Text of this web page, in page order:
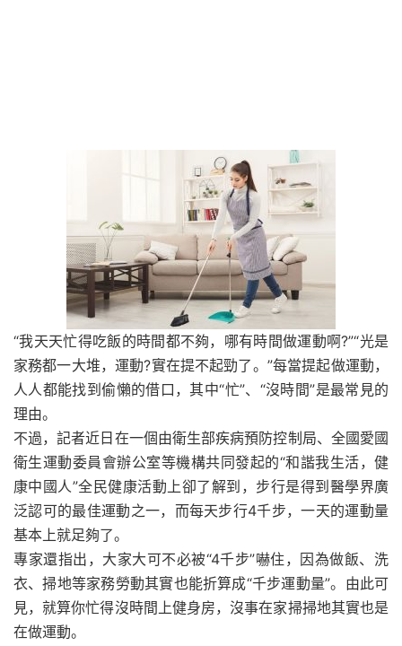
“我天天忙得吃飯的時間都不夠，哪有時間做運動啊?”“光是
家務都一大堆，運動?實在提不起勁了。”每當提起做運動，
人人都能找到偷懶的借口，其中“忙”、“沒時間”是最常見的
理由。
不過，記者近日在一個由衛生部疾病預防控制局、全國愛國
衛生運動委員會辦公室等機構共同發起的“和諧我生活，健
康中國人”全民健康活動上卻了解到，步行是得到醫學界廣
泛認可的最佳運動之一，而每天步行4千步，一天的運動量
基本上就足夠了。
專家還指出，大家大可不必被“4千步”嚇住，因為做飯、洗
衣、掃地等家務勞動其實也能折算成“千步運動量”。由此可
見，就算你忙得沒時間上健身房，沒事在家掃掃地其實也是
在做運動。